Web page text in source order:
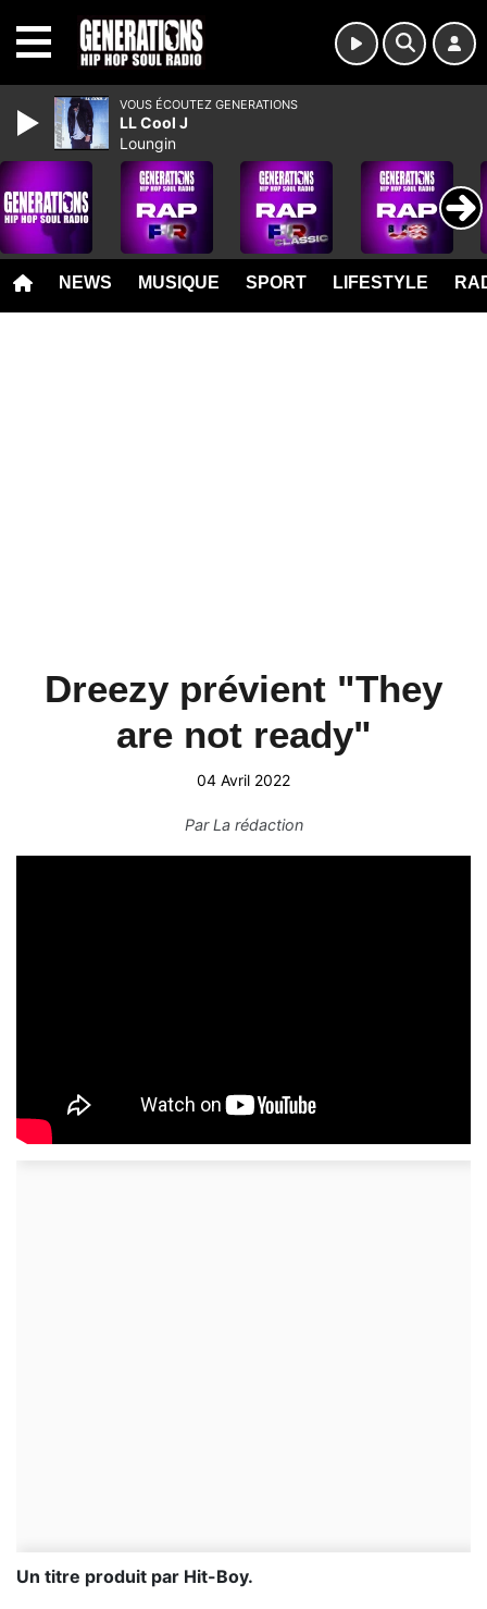
NEWS MUSIQUE SPORT LIFESTYLE
Dreezy prévient "They
are not ready"
04 Avril 2022
ParLa rédaction
Un titre produit par Hit-Boy.
VOUS ÉCOUTEZ GENERATIONS
LL Cool J
Loungin